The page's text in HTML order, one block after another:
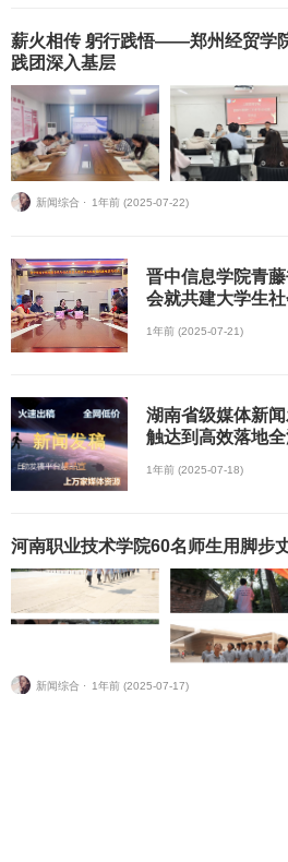
薪火相传 躬行践悟——郑州经贸学
践团深入基层
新闻综合 ⋅ 1年前 (2025-07-22)
晋中信息学院青
会就共建大学生
1年前 (2025-07-21)
湖南省级媒体新
触达到高效落地
1年前 (2025-07-18)
河南职业技术学院60名师生用脚步
新闻综合 ⋅ 1年前 (2025-07-17)